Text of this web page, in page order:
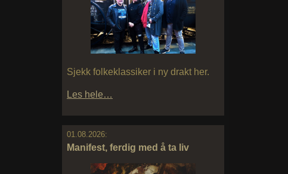
Sjekk folkeklassiker i ny drakt her.
Les hele…
01.08.2026:
Manifest, ferdig med å ta liv